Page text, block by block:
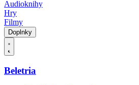
Audioknihy
Hry
Filmy
Doplnky
Beletria